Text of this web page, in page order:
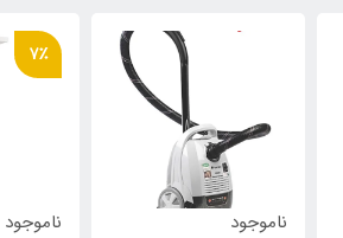
ناموجود
7٪
ناموجود